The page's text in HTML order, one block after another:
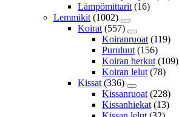
Lämpömittarit (16)
Lemmikit (1002)
Koirat (557)
Koiranruoat (119)
Puruluut (156)
Koiran herkut (109)
Koiran lelut (78)
Kissat (336)
Kissanruoat (228)
Kissanhiekat (13)